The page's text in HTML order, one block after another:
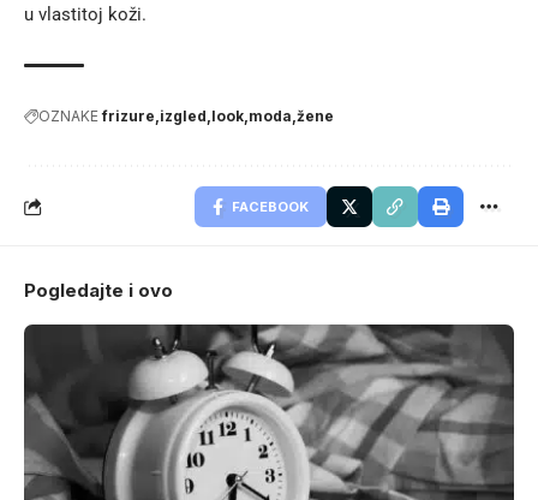
u vlastitoj koži.
OZNAKE frizure izgled look moda žene
FACEBOOK
Pogledajte i ovo